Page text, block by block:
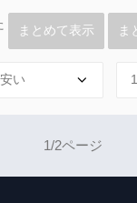
まとめて表示 ま
1/2ページ